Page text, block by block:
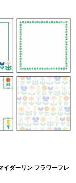
イダーリン フラワーフレ